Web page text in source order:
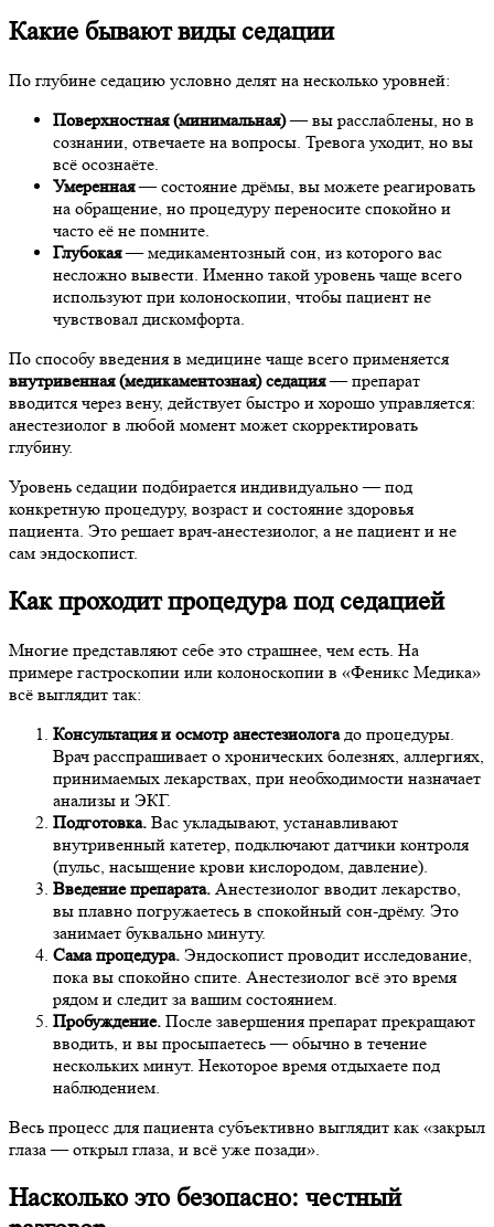
Какие бывают виды седации
По глубине седацию условно делят на несколько уровней:
Поверхностная (минимальная)— вы расслаблены, но в
сознании, отвечаете на вопросы. Тревога уходит, но вы
всё осознаёте.
Умеренная— состояние дрёмы, вы можете реагировать
на обращение, но процедуру переносите спокойно и
часто её не помните.
Глубокая— медикаментозный сон, из которого вас
несложно вывести. Именно такой уровень чаще всего
используют при колоноскопии, чтобы пациент не
чувствовал дискомфорта.
По способу введения в медицине чаще всего применяется
внутривенная (медикаментозная) седация— препарат
вводится через вену, действует быстро и хорошо управляется:
анестезиолог в любой момент может скорректировать
глубину.
Уровень седации подбирается индивидуально — под
конкретную процедуру, возраст и состояние здоровья
пациента. Это решает врач-анестезиолог, а не пациент и не
сам эндоскопист.
Как проходит процедура под седацией
Многие представляют себе это страшнее, чем есть. На
примере гастроскопии или колоноскопии в «Феникс Медика»
всё выглядит так:
Консультация и осмотр анестезиологадо процедуры.
Врач расспрашивает о хронических болезнях, аллергиях,
принимаемых лекарствах, при необходимости назначает
анализы и ЭКГ.
Подготовка. Вас укладывают, устанавливают
внутривенный катетер, подключают датчики контроля
(пульс, насыщение крови кислородом, давление).
Введение препарата. Анестезиолог вводит лекарство,
вы плавно погружаетесь в спокойный сон-дрёму. Это
занимает буквально минуту.
Сама процедура. Эндоскопист проводит исследование,
пока вы спокойно спите. Анестезиолог всё это время
рядом и следит за вашим состоянием.
Пробуждение. После завершения препарат прекращают
вводить, и вы просыпаетесь — обычно в течение
нескольких минут. Некоторое время отдыхаете под
наблюдением.
Весь процесс для пациента субъективно выглядит как «закрыл
глаза — открыл глаза, и всё уже позади».
Насколько это безопасно: честный